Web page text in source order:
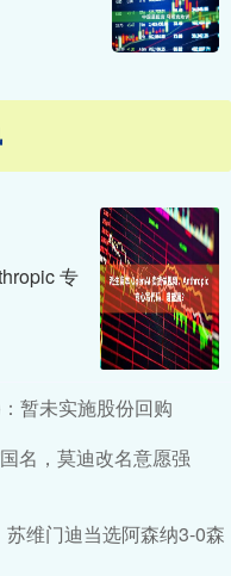
专
暂未实施股份回购
名，莫迪改名意愿强
维门迪当选阿森纳3-0森